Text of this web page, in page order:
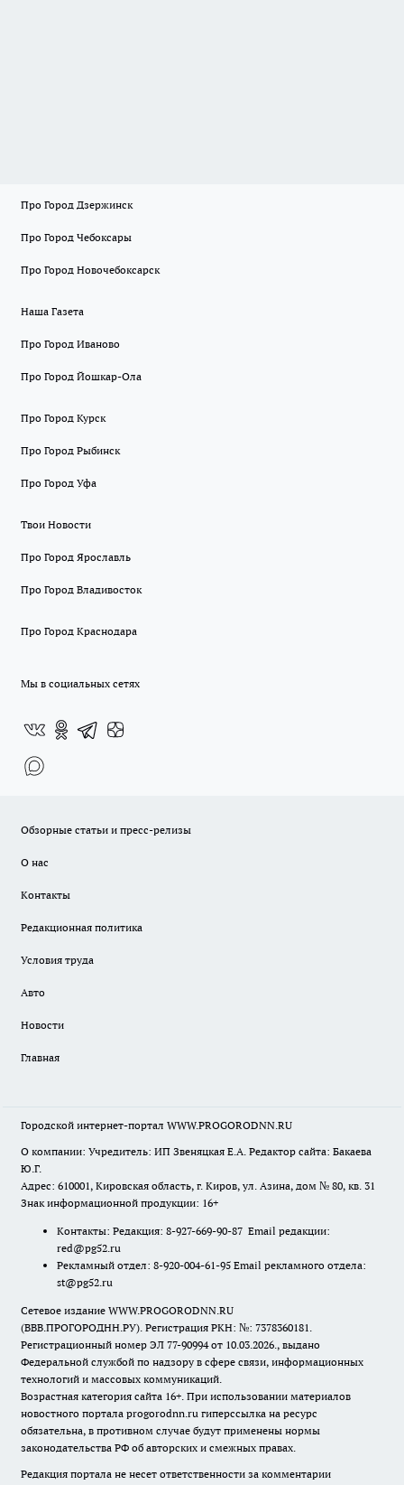
Про Город Дзержинск
Про Город Чебоксары
Про Город Новочебоксарск
Наша Газета
Про Город Иваново
Про Город Йошкар-Ола
Про Город Курск
Про Город Рыбинск
Про Город Уфа
Твои Новости
Про Город Ярославль
Про Город Владивосток
Про Город Краснодара
Мы в социальных сетях
Обзорные статьи и пресс-релизы
О нас
Контакты
Редакционная политика
Условия труда
Авто
Новости
Главная
Городской интернет-портал WWW.PROGORODNN.RU
О компании: Учредитель: ИП Звеняцкая Е.А. Редактор сайта: Бакаева
Ю.Г.
Адрес: 610001, Кировская область, г. Киров, ул. Азина, дом № 80, кв. 31
Знак информационной продукции: 16+
Контакты: Редакция: 8-927-669-90-87 Email редакции:
red@pg52.ru
Рекламный отдел: 8-920-004-61-95 Email рекламного отдела:
st@pg52.ru
Сетевое издание WWW.PROGORODNN.RU
(ВВВ.ПРОГОРОДНН.РУ). Регистрация РКН: №: 7378360181.
Регистрационный номер ЭЛ 77-90994 от 10.03.2026., выдано
Федеральной службой по надзору в сфере связи, информационных
технологий и массовых коммуникаций.
Возрастная категория сайта 16+. При использовании материалов
новостного портала progorodnn.ru гиперссылка на ресурс
обязательна, в противном случае будут применены нормы
законодательства РФ об авторских и смежных правах.
Редакция портала не несет ответственности за комментарии